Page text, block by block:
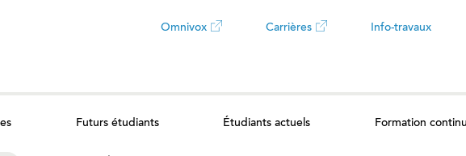
Omnivox
Carrières
ouvrira
Info-travaux
Futurs étudiants Étudiants actuels Formation